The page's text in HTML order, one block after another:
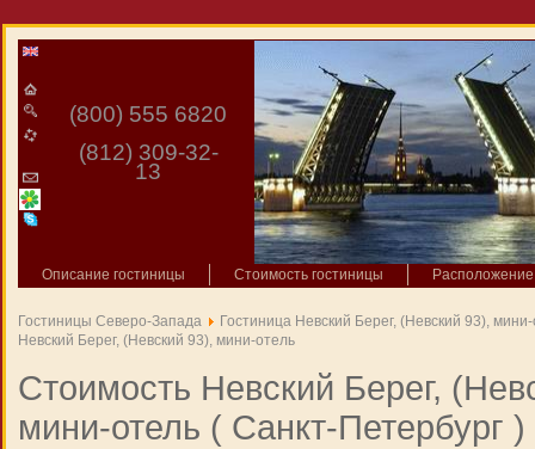
(800) 555 6820
(812) 309-32-
13
Описание гостиницы Стоимость гостиницы
Гостиницы Северо-Запада
Гостиница Невский Берег, (Невский 93),
Невский Берег, (Невский 93), мини-отель
Стоимость Невский Берег,
мини-отель ( Санкт-Петербург )